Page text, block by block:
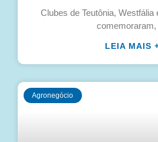
Clubes de Teutônia, Westfália
comemoraram,
LEIA MAIS
Agronegócio